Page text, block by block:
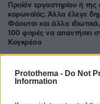
Protothema - Do Not
Information
Προϊόν εργαστηρίου ή
κορωνοϊός; Άλλα έλεγε
Φάουτσι και άλλα
100 φορές να απαντήσει
Κογκρέσο